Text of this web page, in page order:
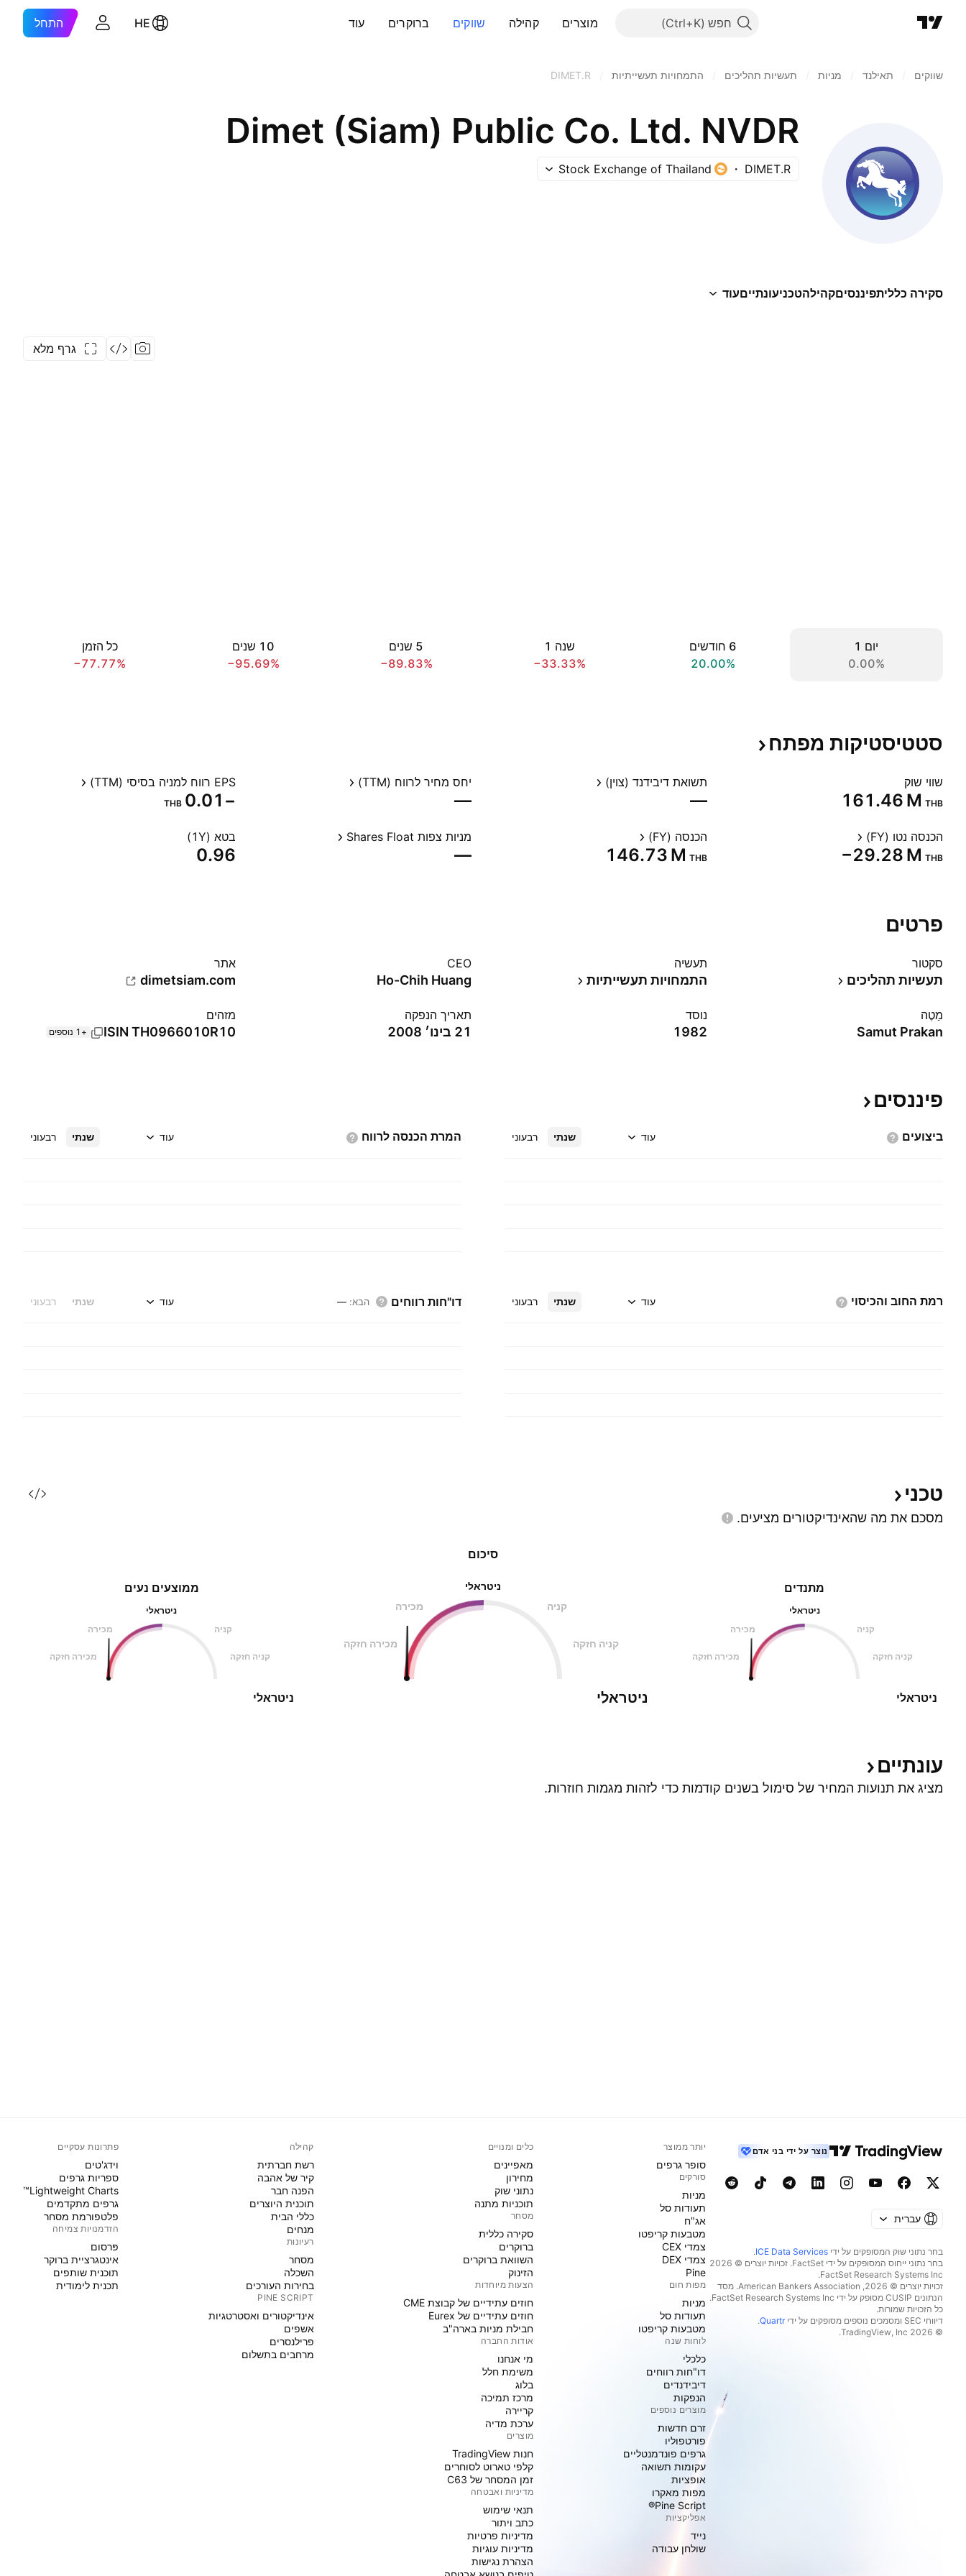
חפש מוצרים קהילה שווקים ברוקרים עוד HE התחל
שווקים תאילנד מניות‏ תעשיות תהליכים התמחויות תעשייתיות DIMET.R
Dimet (Siam) Public Co. Ltd. NVDR
DIMET.R
Stock Exchange of Thailand
סקירה כלליתפיננסיםקהילהטכניעונתייםעוד
גרף מלא
יום ‎1‎
0.00%
‎6‎ חודשים
20.00%
שנה ‎1‎
−33.33%
‎5‎ שנים
−89.83%
‎10‎ שנים
−95.69%
כל הזמן
−77.77%
סטטיסטיקות מפתח
שווי שוק
‪161.46 M‬ THB
תשואת דיבידנד (צוין)
—
יחס מחיר לרווח (TTM)
—
EPS רווח למניה בסיסי (TTM)
−0.01
THB
הכנסה נטו (FY)
‪−29.28 M‬ THB
הכנסה (FY)
‪146.73 M‬ THB
מניות צפות Shares Float
—
בטא (1Y)
0.96
פרטים
סקטור
תעשיות תהליכים
תעשיה
התמחויות תעשייתיות
CEO
Ho-Chih Huang
אתר‏
dimetsiam.com
מַטֶה
Samut Prakan
נוסד
1982
תאריך הנפקה
21 בינו׳ 2008
מזהים
ISIN TH0966010R10 +1 נוספים
פיננסים
ביצועים שנתי רבעוני עוד המרת הכנסה לרווח שנתי רבעוני עוד
רמת החוב והכיסוי שנתי רבעוני עוד דו"חות רווחים הבא:
— שנתי רבעוני עוד
טכני
מסכם את מה שהאינדיקטורים מציעים.
מתנדים
ניטראלי
מכירה
קניה
מכירה חזקה קניה חזקה
ניטראלי
סיכום
ניטראלי
מכירה
קניה
מכירה חזקה קניה חזקה
ניטראלי
ממוצעים נעים
ניטראלי
מכירה
קניה
מכירה חזקה קניה חזקה
ניטראלי
עונתיים
מציג את תנועות המחיר של סימול בשנים קודמות כדי לזהות מגמות חוזרות.
נוצר על ידי בני אדם
עברית
בחר נתוני שוק המסופקים על ידי ICE Data Services
.
בחר נתוני ייחוס המסופקים על ידי FactSet. זכויות יוצרים © 2026
זכויות יוצרים © 2026, ‏American Bankers Association. מסד
הנתונים CUSIP מסופק על ידי FactSet Research Systems Inc.
כל הזכויות שמורות.
דיווחי SEC ומסמכים נוספים מסופקים על ידי
Quartr
.
© 2026 ‏TradingView, Inc.‏
יותר ממוצר
סופר גרפים
סורקים
מניות‏
תעודות סל
אג"ח
מטבעות קריפטו
צמדי CEX
צמדי DEX
Pine
מפות חום
מניות‏
תעודות סל
מטבעות קריפטו
לוחות שנה
כלכלי
דו"חות רווחים
דיבידנדים
הנפקות
מוצרים נוספים
זרם חדשות
פורטפוליו
גרפים פונדמנטליים
עקומות תשואה
אופציות
מפות מאקרו
Pine Script®
אפליקציות
נייד
שולחן עבודה
כלים ומנויים
מאפיינים
מחירון
נתוני שוק
תוכניות מתנה
מסחר
סקירה כללית
ברוקרים
השוואת ברוקרים
הזינוק
הצעות מיוחדות
חוזים עתידיים של קבוצת CME
חוזים עתידיים של Eurex
חבילת מניות בארה"ב
אודות החברה
מי אנחנו
משימת חלל
בלוג
מרכז תמיכה
קריירה
ערכת מדיה
מוצרים
חנות TradingView
קלפי טארוט לסוחרים
זמן המסחר של C63
מדיניות ואבטחה
תנאי שימוש
כתב ויתור
מדיניות פרטיות
מדיניות עוגיות
הצהרת נגישות
קהילה
רשת חברתית
קיר של אהבה
הפנה חבר
תוכנית היוצרים
כללי הבית
מנחים
רעיונות
מסחר
השכלה
בחירות העורכים
PINE SCRIPT
אינדיקטורים ואסטרטגיות
אשפים
פרילנסרים
מרחבים בתשלום
פתרונות עסקיים
וידג'טים
ספריות גרפים
Lightweight Charts™
גרפים מתקדמים
פלטפורמת מסחר
הזדמנויות צמיחה
פּרסום
אינטגרציית ברוקר
תוכנית שותפים
תכנית לימודית